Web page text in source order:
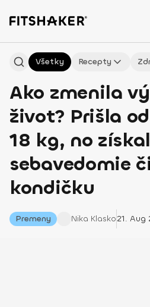
Všetky Recepty
Ako zmenila
život? Prišla
18 kg, no
sebavedomie
kondičku
Premeny Nika Klasko21. Aug